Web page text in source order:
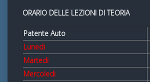
ORARIO DELLE LEZIONI DI TEORIA
Patente Auto
Lunedi
Martedi
Mercoledi